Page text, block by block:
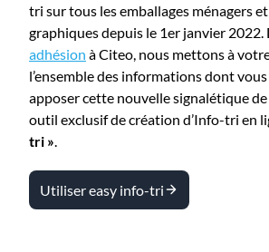
tri sur tous les emballages ménagers
graphiques depuis le 1er janvier 2022.
adhésion à Citeo, nous mettons à
l’ensemble des informations dont
apposer cette nouvelle signalétique
outil exclusif de création d’Info-tri en
tri ».
Utiliser easy info-tri